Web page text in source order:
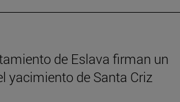
de Eslava firman un
yacimiento de Santa Criz